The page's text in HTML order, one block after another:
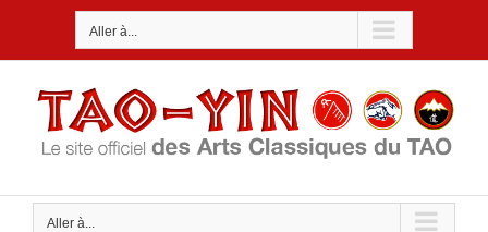
Aller à...
Aller à...